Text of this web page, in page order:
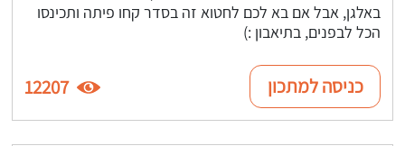
באלגן, אבל אם בא לכם לחטוא זה בסדר קחו פיתה ותכינסו
הכל לבפנים, בתיאבון :)
כניסה למתכון 12207